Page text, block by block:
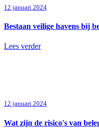
12 januari 2024
Bestaan veilige havens bij
Lees verder
12 januari 2024
Wat zijn de risico's van